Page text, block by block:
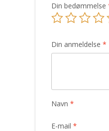
Din bedømmelse
Din anmeldelse *
Navn *
E-mail *